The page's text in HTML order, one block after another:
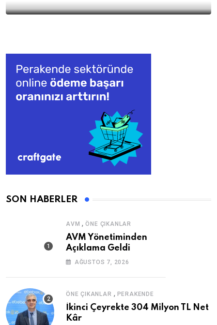
SON HABERLER
AVM ,ÖNE ÇIKANLAR
AVM Yönetiminden
Açıklama Geldi
AĞUSTOS 7, 2026
ÖNE ÇIKANLAR , PERAKENDE
İkinci Çeyrekte 304 Milyon TL Net
Kâr